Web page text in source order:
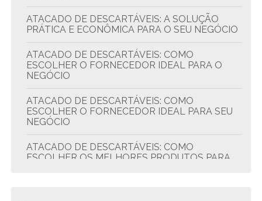
ATACADO DE DESCARTÁVEIS: A SOLUÇÃO
PRÁTICA E ECONÔMICA PARA O SEU NEGÓCIO
ATACADO DE DESCARTÁVEIS: COMO
ESCOLHER O FORNECEDOR IDEAL PARA O
NEGÓCIO
ATACADO DE DESCARTÁVEIS: COMO
ESCOLHER O FORNECEDOR IDEAL PARA SEU
NEGÓCIO
ATACADO DE DESCARTÁVEIS: COMO
ESCOLHER OS MELHORES PRODUTOS PARA